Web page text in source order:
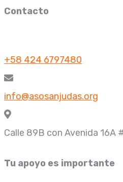
Contacto
+58 424 6797480
info@asosanjudas.org
Calle 89B con Avenida 16A
Tu apoyo es importante